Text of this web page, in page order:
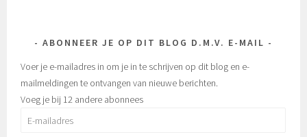
ABONNEER JE OP DIT BLOG D.M.V. E-MAIL
Voer je e-mailadres in om je in te schrijven op dit blog en e-
mailmeldingen te ontvangen van nieuwe berichten.
Voeg je bij 12 andere abonnees